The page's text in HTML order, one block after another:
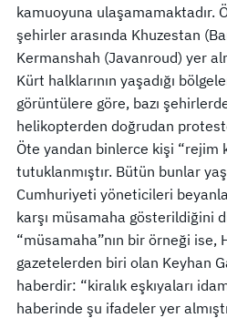
kamuoyuna ulaşamamaktadır.
şehirler arasında Khuzestan
Kermanshah (Javanroud) yer
Kürt halklarının yaşadığı
görüntülere göre, bazı
helikopterden doğrudan
Öte yandan binlerce kişi “rejim
tutuklanmıştır. Bütün bunlar
Cumhuriyeti yöneticileri
karşı müsamaha gösterildiğini
“müsamaha”nın bir örneği ise,
gazetelerden biri olan Keyhan
haberdir: “kiralık eşkıyaları
haberinde şu ifadeler yer